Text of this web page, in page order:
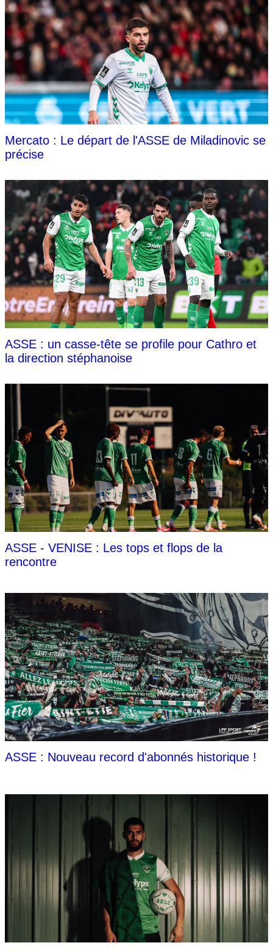
Mercato : Le départ de l'ASSE de Miladinovic se
précise
ASSE : un casse-tête se profile pour Cathro et
la direction stéphanoise
ASSE - VENISE : Les tops et flops de la
rencontre
ASSE : Nouveau record d'abonnés historique !